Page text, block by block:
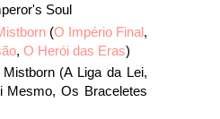
Soul
(O Império Final,
, O Herói das Eras)
(A Liga da Lei,
Mesmo, Os Braceletes